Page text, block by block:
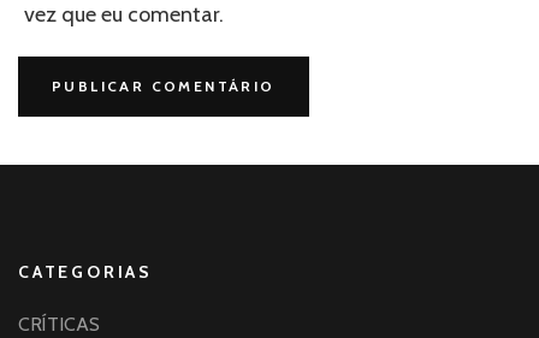
vez que eu comentar.
CATEGORIAS
CRÍTICAS